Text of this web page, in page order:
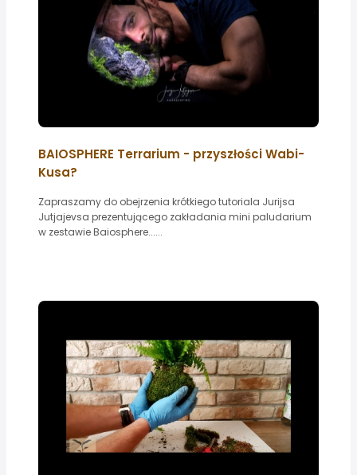
BAIOSPHERE Terrarium - przyszłości Wabi-
Kusa?
Zapraszamy do obejrzenia krótkiego tutoriala Jurijsa
Jutjajevsa prezentującego zakładania mini paludarium
w zestawie Baiosphere......